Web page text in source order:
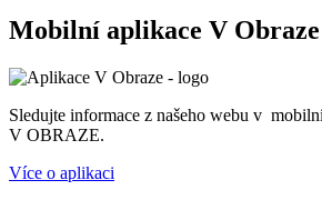
Mobilní aplikace V Obraze
Sledujte informace z našeho webu v
V OBRAZE.
Více o aplikaci